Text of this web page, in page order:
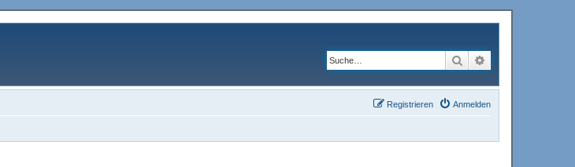
Suche
Anmelden
Registrieren